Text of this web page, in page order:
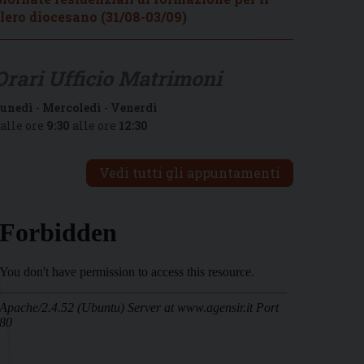
diocesano (31/08-03/09)
- Mercoledì - Venerdì
ore 9:30 alle ore 12:30
Vedi tutti gli appuntamenti